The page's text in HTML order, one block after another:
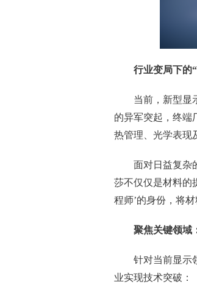
行业变局下的
当前，新型显
的异军突起，终端
热管理、光学表现
面对日益复杂
莎不仅仅是材料的
程师’的身份，将
聚焦关键领域
针对当前显示
业实现技术突破：